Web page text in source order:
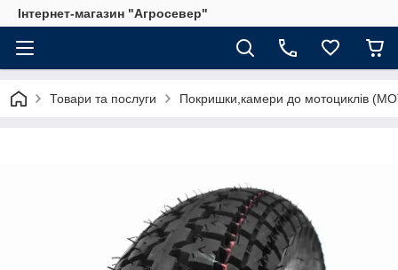
Інтернет-магазин "Агросевер"
Товари та послуги Покришки,камери до мотоциклів